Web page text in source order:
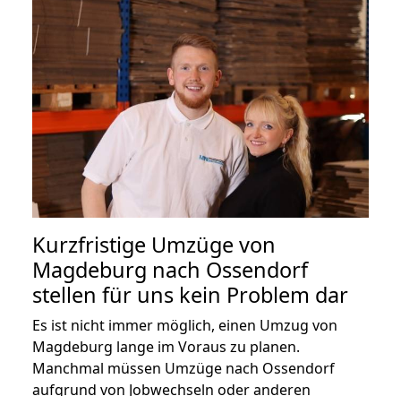
Kurzfristige Umzüge von
Magdeburg nach Ossendorf
stellen für uns kein Problem dar
Es ist nicht immer möglich, einen Umzug von
Magdeburg lange im Voraus zu planen.
Manchmal müssen Umzüge nach Ossendorf
aufgrund von Jobwechseln oder anderen